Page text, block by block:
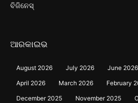
ବିଜିନେସ୍
ଆରକାଇଭ
August 2026 July 2026 June 2026
April 2026
March 2026 February
December 2025
November 2025